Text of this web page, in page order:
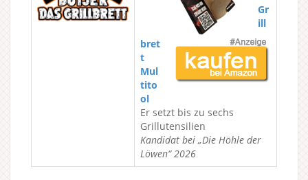
Gr
ill
bret
t
Mul
tito
ol
Er setzt bis zu sechs
Grillutensilien
Kandidat bei „Die Höhle der
Löwen“ 2026